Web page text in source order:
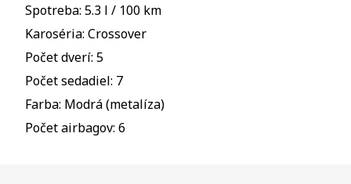
Spotreba: 5.3 l / 100 km
Karoséria: Crossover
Počet dverí: 5
Počet sedadiel: 7
Farba: Modrá (metalíza)
Počet airbagov: 6